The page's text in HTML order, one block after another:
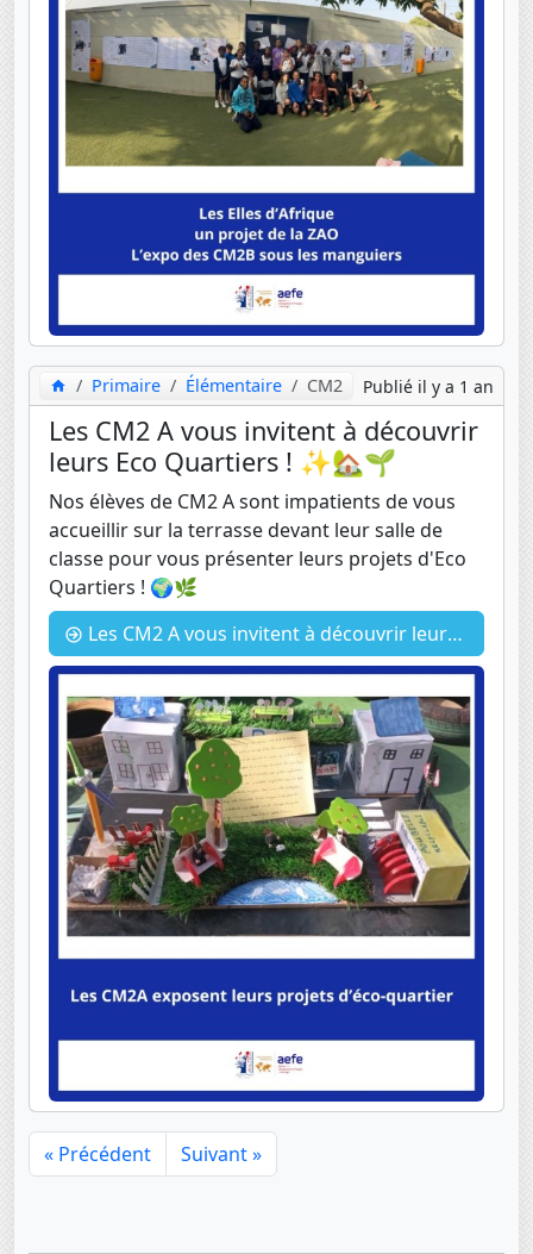
Primaire Élémentaire CM2 Publié il y a 1 an
Les CM2 A vous invitent à découvrir
leurs Eco Quartiers ! ✨🏡🌱
Nos élèves de CM2 A sont impatients de vous
accueillir sur la terrasse devant leur salle de
classe pour vous présenter leurs projets d'Eco
Quartiers ! 🌍🌿
Les CM2 A vous invitent à découvrir leurs Eco Quartiers ! ✨🏡🌱
« Précédent Suivant »